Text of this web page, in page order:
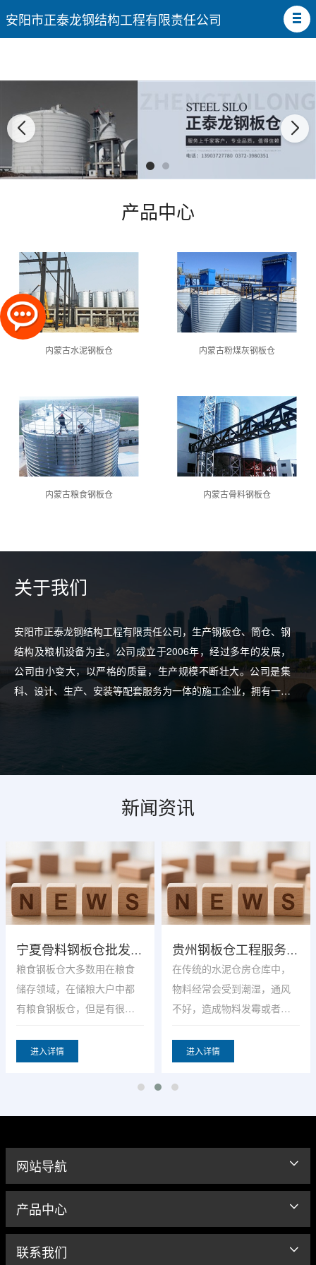
安阳市正泰龙钢结构工程有限责任公司
产品中心
内蒙古水泥钢板仓 内蒙古粉煤灰钢板仓
内蒙古粮食钢板仓 内蒙古骨料钢板仓
关于我们
安阳市正泰龙钢结构工程有限责任公司，生产钢板仓、筒仓、钢
结构及粮机设备为主。公司成立于2006年，经过多年的发展，
公司由小变大，以严格的质量，生产规模不断壮大。公司是集
科、设计、生产、安装等配套服务为一体的施工企业，拥有一批
新闻资讯
宁夏骨料钢板仓批发价在线咨询「正泰龙钢结构」
粮食钢板仓大多数用在粮食
储存领域，在储粮大户中都
有粮食钢板仓，但是有很多
就坏进入详情
贵州钢板仓工程服务介绍「在线咨询」
在传统的水泥仓房仓库中，
物料经常会受到潮湿，通风
不好，造成物料发霉或者变
进入详情
网站导航
产品中心
联系我们